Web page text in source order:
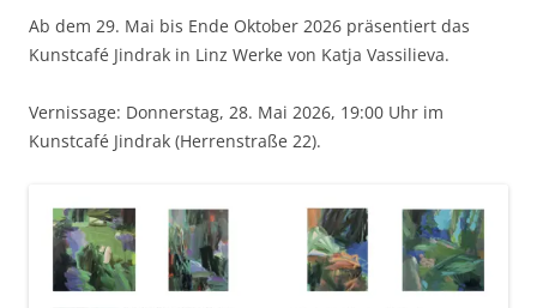
Ab dem 29. Mai bis Ende Oktober 2026 präsentiert das
Kunstcafé Jindrak in Linz Werke von Katja Vassilieva.
Vernissage: Donnerstag, 28. Mai 2026, 19:00 Uhr im
Kunstcafé Jindrak (Herrenstraße 22).